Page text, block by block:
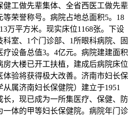
健工做先辈集体、全省西医工做先辈
荣誉称号。病院占地总面积5。18
万平方米。现实床位1168张。下设
科室、1个门诊部、1所眼科病院、固
疗设备总值3。4亿元。病院建建面积
房大楼已开工扶植，建成后病院床位
体验将获得极大改善。济南市妇长保
属济南妇长保健院）建立于1951
长，现已成为一所集医疗、保健、防
一体的甲等妇长保健院。病院年门诊